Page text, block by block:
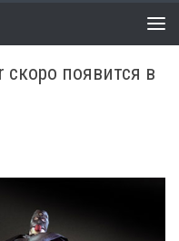
0 COMMENTS
скоро появится в